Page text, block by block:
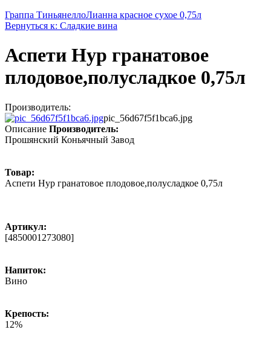
Граппа ТиньянеллоЛианна красное сухое 0,75л
Вернуться к: Сладкие вина
Аспети Нур гранатовое
плодовое,полусладкое 0,75л
Производитель:
pic_56d67f5f1bca6.jpg
Описание Производитель:
Прошянский Коньячный Завод
Товар:
Аспети Нур гранатовое плодовое,полусладкое 0,75л
Артикул:
[4850001273080]
Напиток:
Вино
Крепость:
12%